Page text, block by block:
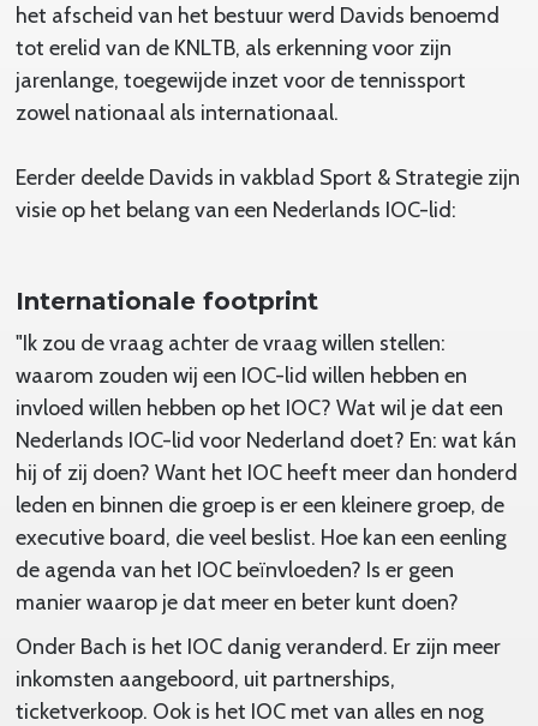
het afscheid van het bestuur werd Davids benoemd
tot erelid van de KNLTB, als erkenning voor zijn
jarenlange, toegewijde inzet voor de tennissport
zowel nationaal als internationaal.
Eerder deelde Davids in vakblad Sport & Strategie zijn
visie op het belang van een Nederlands IOC-lid:
Internationale footprint
"Ik zou de vraag achter de vraag willen stellen:
waarom zouden wij een IOC-lid willen hebben en
invloed willen hebben op het IOC? Wat wil je dat een
Nederlands IOC-lid voor Nederland doet? En: wat kán
hij of zij doen? Want het IOC heeft meer dan honderd
leden en binnen die groep is er een kleinere groep, de
executive board, die veel beslist. Hoe kan een eenling
de agenda van het IOC beïnvloeden? Is er geen
manier waarop je dat meer en beter kunt doen?
Onder Bach is het IOC danig veranderd. Er zijn meer
inkomsten aangeboord, uit partnerships,
ticketverkoop. Ook is het IOC met van alles en nog